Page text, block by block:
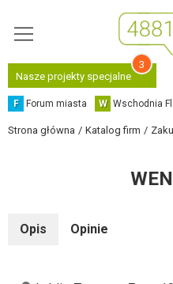
Nasze projekty specjalne
3
F Forum miasta W Wschodnia
Strona główna Katalog firm
Opis Opinie